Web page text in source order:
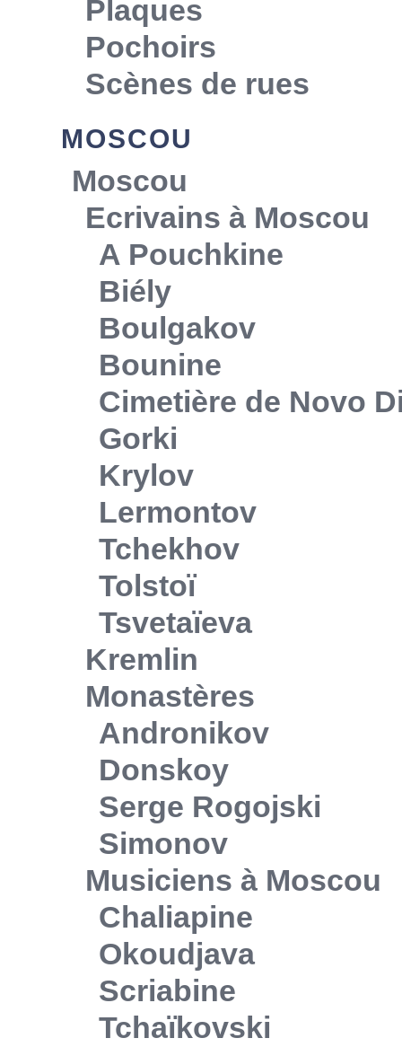
Plaques
Pochoirs
Scènes de rues
MOSCOU
Moscou
Ecrivains à Moscou
A Pouchkine
Biély
Boulgakov
Bounine
Cimetière de Novo
Gorki
Krylov
Lermontov
Tchekhov
Tolstoï
Tsvetaïeva
Kremlin
Monastères
Andronikov
Donskoy
Serge Rogojski
Simonov
Musiciens à Moscou
Chaliapine
Okoudjava
Scriabine
Tchaïkovski